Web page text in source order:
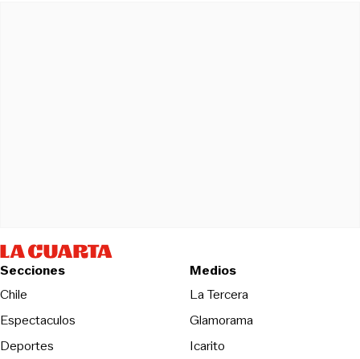
Secciones
Chile
Espectaculos
Deportes
Medios
La TerceraOpens in new
Glamorama
Icarito